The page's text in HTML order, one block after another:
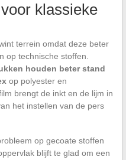
klassieke
terrein omdat deze beter
op technische stoffen.
houden beter stand
op polyester en
brengt de inkt en de lijm in
het instellen van de pers
op gecoate stoffen
blijft te glad om een